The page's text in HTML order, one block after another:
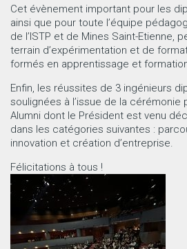
Cet évènement important pour les
ainsi que pour toute l’équipe
de l’ISTP et de Mines Saint-Etienne,
terrain d’expérimentation et de
formés en apprentissage et
Enfin, les réussites de 3 ingénieurs
soulignées à l’issue de la cérémonie
Alumni dont le Président est venu
dans les catégories suivantes :
innovation et création d’entreprise.
Félicitations à tous !